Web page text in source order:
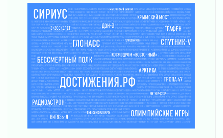
30 июля 2026
Круглую ригу в Гатчине отреставрируют в
2027 году
30 июля 2026
Путешествие к западным рубежам
30 июля 2026
Лаголовская общеобразовательная школа
откроется к концу сентября
30 июля 2026
Ленобласть наводит порядок на дорогах и в
перевозках
30 июля 2026